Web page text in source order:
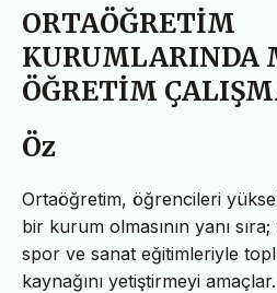
ORTAÖĞRETİM
KURUMLARINDA
ÖĞRETİM
Öz
Ortaöğretim, öğrencileri
bir kurum olmasının yanı
spor ve sanat eğitimleriyle
kaynağını yetiştirmeyi